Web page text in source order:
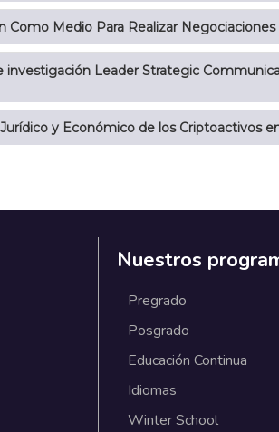
Como Medio Para Realizar
Amid a Pandemic: Evidence
y Económico de los Criptoactivos
Nuestros
Pregrado
Posgrado
Educación Continua
Idiomas
Winter School